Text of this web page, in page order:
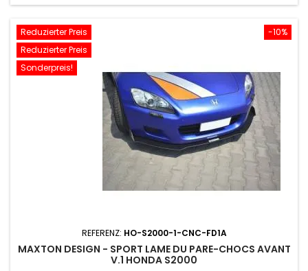
-10%
Reduzierter Preis
Reduzierter Preis
Sonderpreis!
REFERENZ: HO-S2000-1-CNC-FD1A
MAXTON DESIGN - SPORT LAME DU PARE-CHOCS AVANT
V.1 HONDA S2000